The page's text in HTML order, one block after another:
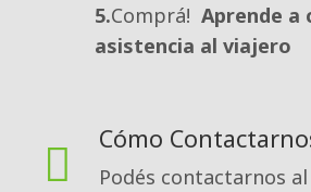
5.Comprá! Aprende a
asistencia al viajero
Cómo
Podés contactarnos al